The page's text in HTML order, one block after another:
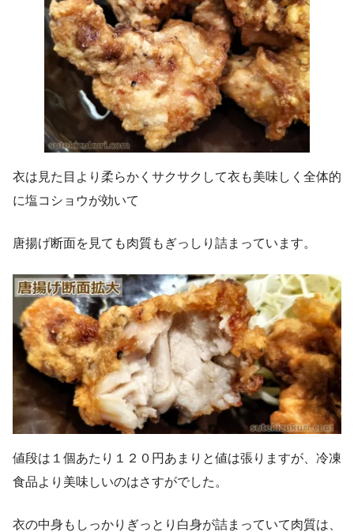
衣は見た目より柔らかくサクサクして衣も美味しく全体的
に塩コショウが効いて
唐揚げ断面を見ても肉質もぎっしり詰まっています。
値段は１個あたり１２０円あまりと値は張りますが、冷凍
食品より美味しいのはさすがでした。
衣の中身もしっかりぎっとり白身が詰まっていて肉質は、